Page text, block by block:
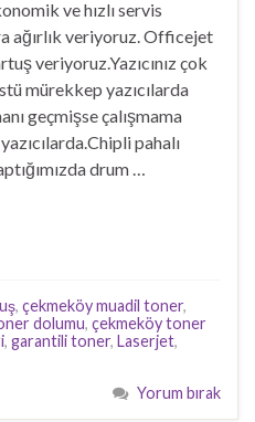
ve hızlı servis
ağırlık veriyoruz. Officejet
veriyoruz.Yazıcınız çok
mürekkep yazıcılarda
geçmişse çalışmama
pahalı
drum …
, çekmeköy muadil toner,
dolumu, çekmeköy toner
, garantili toner, Laserjet,
Yorum bırak